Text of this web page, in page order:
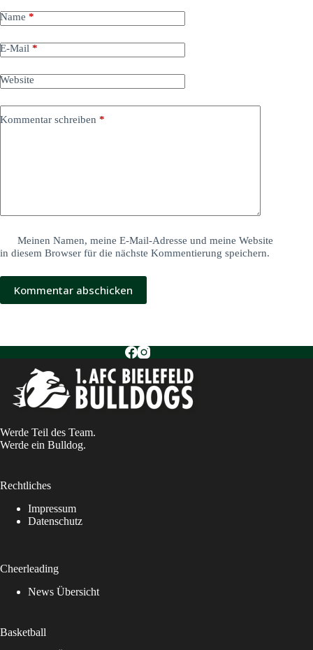
Name *
E-Mail *
Website
Kommentar schreiben *
Meinen Namen, meine E-Mail-Adresse und meine Website
in diesem Browser für die nächste Kommentierung speichern.
Kommentar abschicken
Werde Teil des Team.
Werde ein Bulldog.
Rechtliches
Impressum
Datenschutz
Cheerleading
News Übersicht
Basketball